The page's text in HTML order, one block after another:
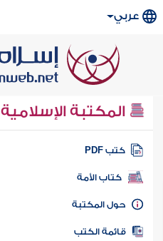
عربي
المكتبة الإسلامية
كتب PDF
كتاب الأمة
المكتبة